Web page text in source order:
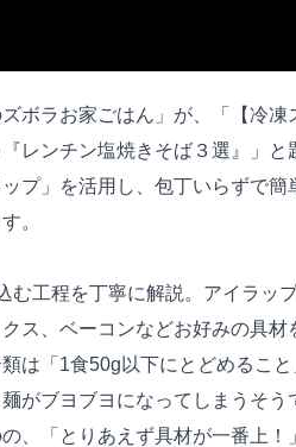
ボラお家ごはん」が、「【冷凍
レンチン塩焼きそば３選』」と
プ」を活用し、包丁いらずで簡
。
む工程を丁寧に解説。アイラッ
ス、ベーコンなどお好みの具材
は「1食50g以下にとどめるこ
がブヨブヨになってしまうそう
、「とりあえず具材が一番上！